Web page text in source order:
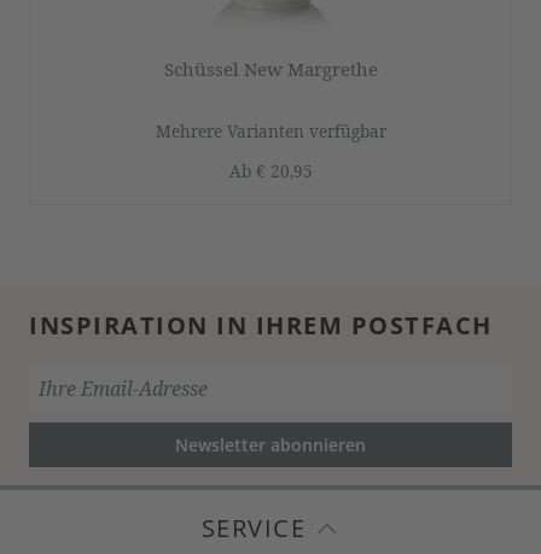
Schüssel New Margrethe
Mehrere Varianten verfügbar
Ab € 20,95
INSPIRATION IN IHREM POSTFACH
Newsletter abonnieren
SERVICE